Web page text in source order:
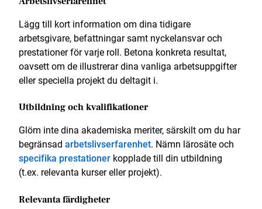
Lägg till kort information om dina tidigare
arbetsgivare, befattningar samt nyckelansvar och
prestationer för varje roll. Betona konkreta resultat,
oavsett om de illustrerar dina vanliga arbetsuppgifter
eller speciella projekt du deltagit i.
Utbildning och kvalifikationer
Glöm inte dina akademiska meriter, särskilt om du har
begränsad arbetslivserfarenhet. Nämn lärosäte och
specifika prestationer kopplade till din utbildning
(t.ex. relevanta kurser eller projekt).
Relevanta färdigheter